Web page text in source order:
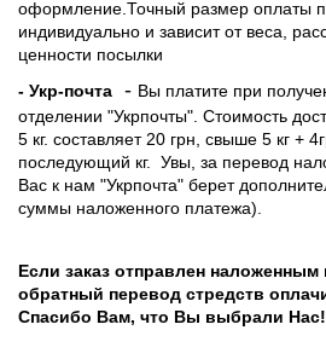
оформление.Точный размер оплаты
индивидуально и зависит от веса,
ценности посылки
- Укр-почта
- Вы платите при
отделении "Укрпочты". Стоимость
5 кг. составляет 20 грн, свыше 5 кг +
последующий кг. Увы, за перевод
Вас к нам "Укрпочта" берет
суммы наложенного платежа).
Если заказ отправлен наложенным
обратный перевод стредств
Спасибо Вам, что Вы выбрали Нас!